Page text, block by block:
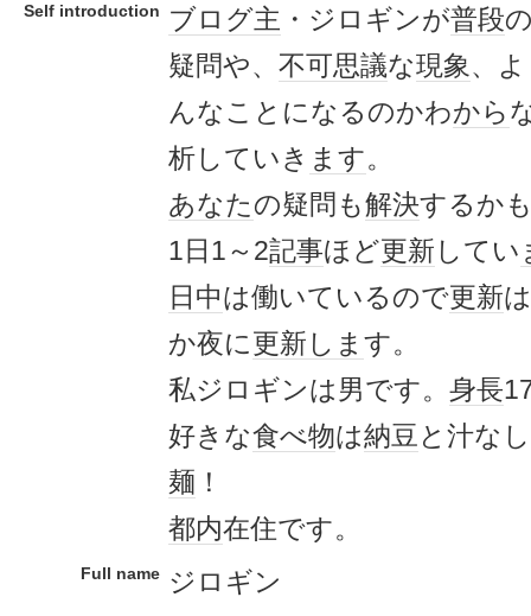
Self introduction ブログ主 ・ジロギンが普段
疑問や、 不可思議な現象、
んなことになるのかわから
析していき ます。
あなたの疑問も解決するか
1日1～2記事ほど更新 してい
日中は働いているので更新
か夜に更新 しま す。
私ジロギンは男です。 身長
好きな食べ物は納豆と汁なし
麺 ！
都内在住です。
Full name ジロギン